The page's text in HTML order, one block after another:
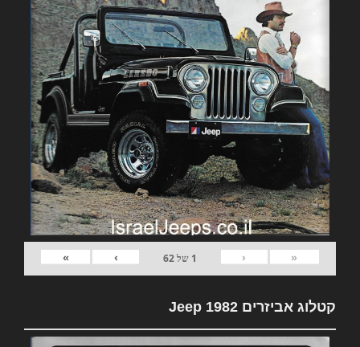
«
‹
1 של62
›
»
קטלוג אביזרים 1982 Jeep